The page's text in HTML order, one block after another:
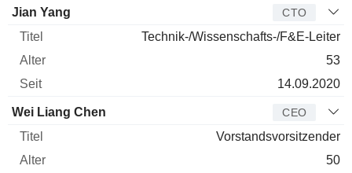
Jian Yang CTO
Technik-/Wissenschafts-/F&E-Leiter
53
14.09.2020
Wei Liang Chen CEO
Vorstandsvorsitzender
50